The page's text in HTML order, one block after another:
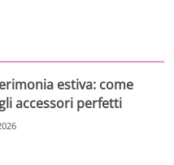
estiva: come
accessori perfetti